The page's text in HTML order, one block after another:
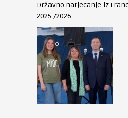
Državno natjecanje iz
2025./2026.